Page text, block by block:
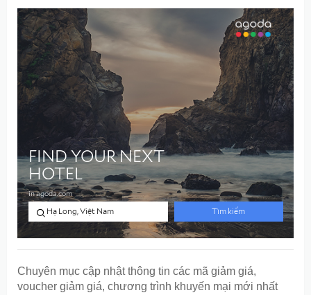
Chuyên mục cập nhật thông tin các mã giảm giá,
voucher giảm giá, chương trình khuyến mại mới nhất